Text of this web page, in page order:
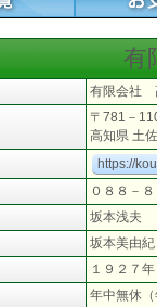
有
有限会社
〒781－
高知県 土
https://
０８８－
坂本浅夫
坂本美由紀
１９２７年
年中無休